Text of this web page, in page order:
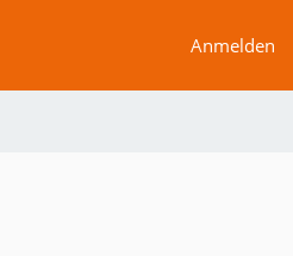
Anmelden